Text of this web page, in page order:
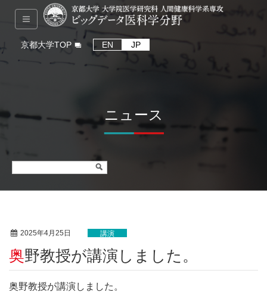
京都大学TOP EN JP
ニュース
2025年4月25日 講演
奥野教授が講演しました。
奥野教授が講演しました。